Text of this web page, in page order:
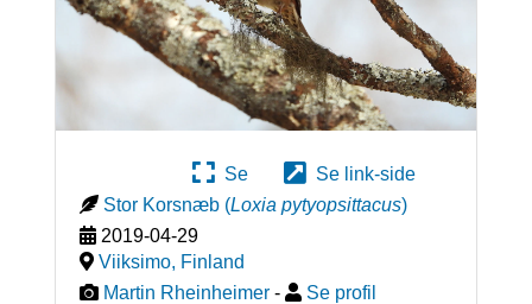
Se
Se link-side
Stor Korsnæb (Loxia pytyopsittacus)
2019-04-29
Viiksimo, Finland
Martin Rheinheimer - Se profil